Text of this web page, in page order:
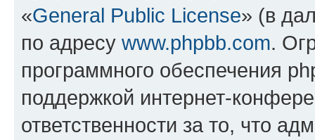
«General Public License» (в
по адресу www.phpbb.com.
программного обеспечения
поддержкой интернет-
ответственности за то, что